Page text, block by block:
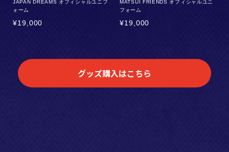
JAPAN DREAMS オフィシャルユニフ
ォーム
¥19,000
MATSUI FRIENDS オフィシャルユニ
フォーム
¥19,000
グッズ購入はこちら